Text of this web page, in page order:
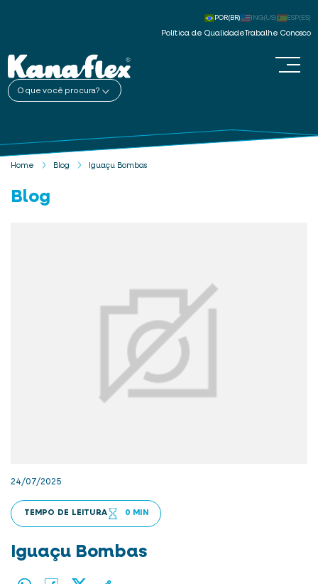
Política de Qualidade Trabalhe Conosco
POR(BR) ING(US) ESP(ES)
O que você procura?
Home Blog Iguaçu Bombas
Blog
24/07/2025
TEMPO DE LEITURA 0 MIN
Iguaçu Bombas